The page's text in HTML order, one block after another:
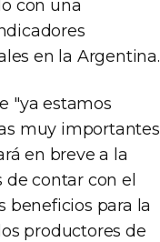
con una
en la Argentina.
"ya estamos
muy importantes
en breve a la
contar con el
beneficios para la
productores de